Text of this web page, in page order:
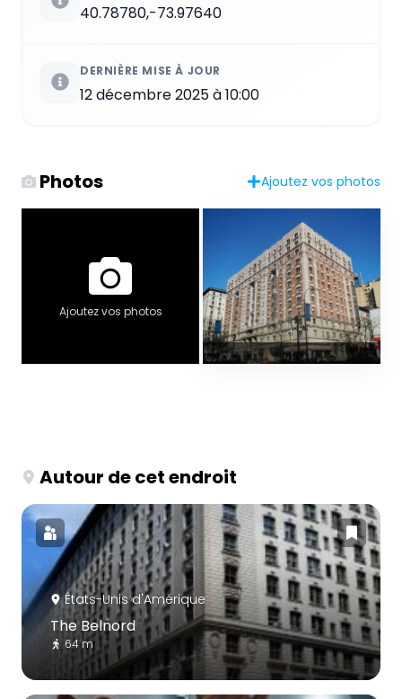
40.78780,-73.97640
DERNIÈRE MISE À JOUR
12 décembre 2025 à 10:00
Photos Ajoutez vos photos
Ajoutez vos photos
Autour de cet endroit
États-Unis d'Amérique
The Belnord
64 m